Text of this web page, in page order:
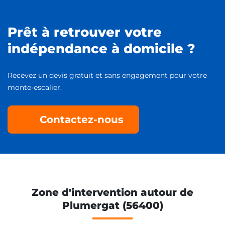
Prêt à retrouver votre
indépendance à domicile ?
Recevez un devis gratuit et sans engagement pour votre
monte-escalier.
Contactez-nous
Zone d'intervention autour de
Plumergat (56400)